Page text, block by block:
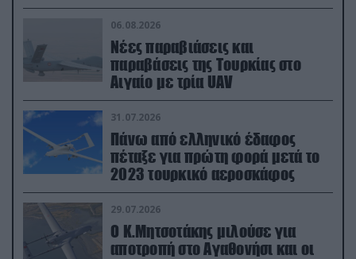
06.08.2026
Νέες παραβιάσεις και
παραβάσεις της Τουρκίας στο
Αιγαίο με τρία UAV
31.07.2026
Πάνω από ελληνικό έδαφος
πέταξε για πρώτη φορά μετά το
2023 τουρκικό αεροσκάφος
29.07.2026
Ο Κ.Μητσοτάκης μιλούσε για
αποτροπή στο Αγαθονήσι και οι